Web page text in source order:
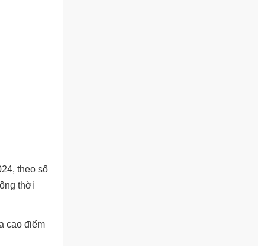
theo số
thời
cao điểm